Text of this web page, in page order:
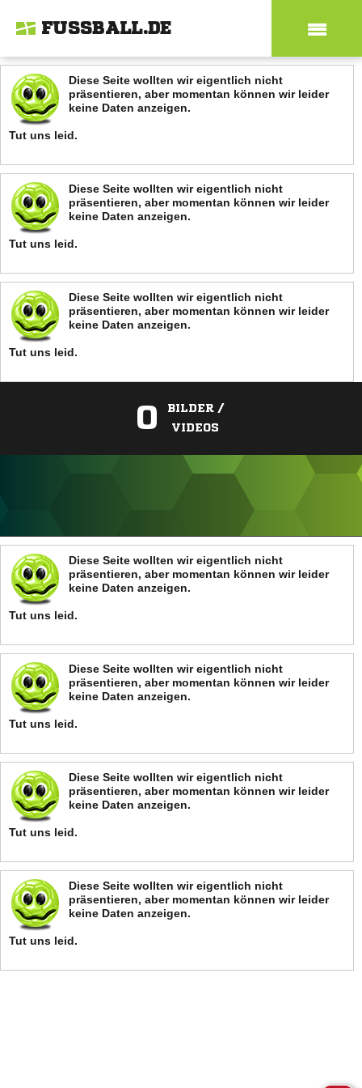
FUSSBALL.DE
Diese Seite wollten wir eigentlich nicht
präsentieren, aber momentan können wir leider
keine Daten anzeigen.
Tut uns leid.
Diese Seite wollten wir eigentlich nicht
präsentieren, aber momentan können wir leider
keine Daten anzeigen.
Tut uns leid.
Diese Seite wollten wir eigentlich nicht
präsentieren, aber momentan können wir leider
keine Daten anzeigen.
Tut uns leid.
0
BILDER /
VIDEOS
ANZEIGE
Diese Seite wollten wir eigentlich nicht
präsentieren, aber momentan können wir leider
keine Daten anzeigen.
Tut uns leid.
Diese Seite wollten wir eigentlich nicht
präsentieren, aber momentan können wir leider
keine Daten anzeigen.
Tut uns leid.
Diese Seite wollten wir eigentlich nicht
präsentieren, aber momentan können wir leider
keine Daten anzeigen.
Tut uns leid.
Diese Seite wollten wir eigentlich nicht
präsentieren, aber momentan können wir leider
keine Daten anzeigen.
Tut uns leid.